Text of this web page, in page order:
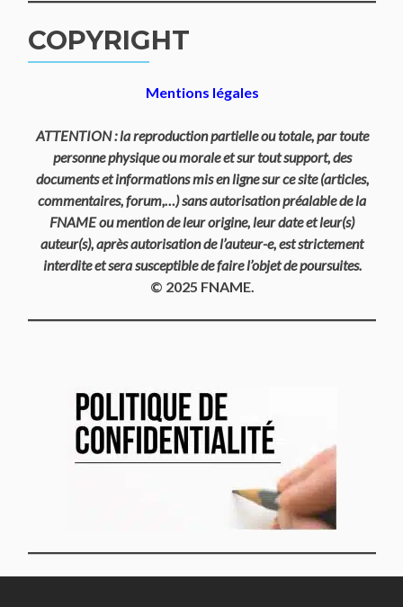
COPYRIGHT
Mentions légales
ATTENTION : la reproduction partielle ou totale, par toute
personne physique ou morale et sur tout support, des
documents et informations mis en ligne sur ce site (articles,
commentaires, forum,…) sans autorisation préalable de la
FNAME ou mention de leur origine, leur date et leur(s)
auteur(s), après autorisation de l’auteur-e, est strictement
interdite et sera susceptible de faire l’objet de poursuites.
© 2025 FNAME.